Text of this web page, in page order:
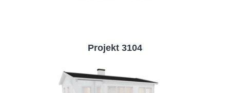
Projekt 3104